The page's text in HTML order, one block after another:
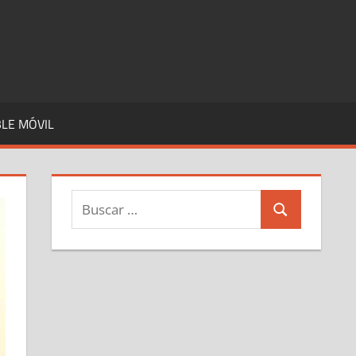
MÓVIL
Buscar:
Buscar